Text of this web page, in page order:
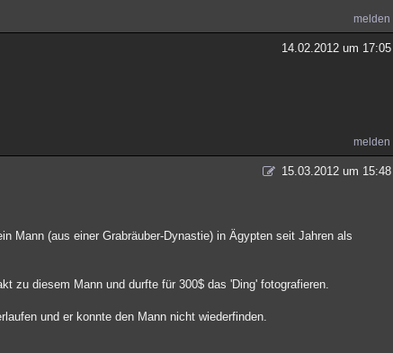
melden
14.02.2012 um 17:05
melden
15.03.2012 um 15:48
Mann (aus einer Grabräuber-Dynastie) in Ägypten seit Jahren als
zu diesem Mann und durfte für 300$ das 'Ding' fotografieren.
und er konnte den Mann nicht wiederfinden.